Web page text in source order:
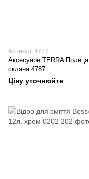
Артикул: 4787
Аксесуари TERRA Полиця
скляна 4787
Ціну уточнюйте